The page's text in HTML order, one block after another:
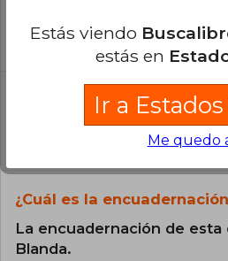
Todos los libros de nuestro
catálogo son Originales.
¿En qué Idioma está
El libro está escrito en
¿Cuál es la
La encuadernación de esta
Blanda.
Estás viendo
estás en
Ir a
Me quedo